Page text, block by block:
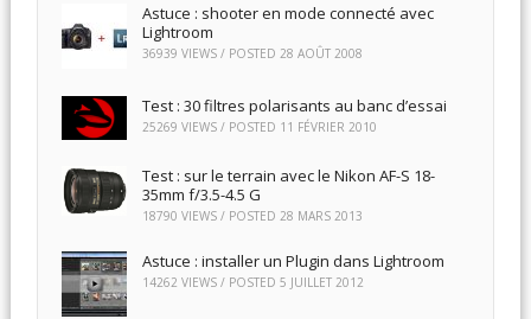
Astuce : shooter en mode connecté avec
Lightroom
36939 VIEWS / POSTED 28 AOÛT 2008
Test : 30 filtres polarisants au banc d’essai
25269 VIEWS / POSTED 11 FÉVRIER 2010
Test : sur le terrain avec le Nikon AF-S 18-
35mm f/3.5-4.5 G
18790 VIEWS / POSTED 28 MARS 2013
Astuce : installer un Plugin dans Lightroom
14262 VIEWS / POSTED 5 JUILLET 2012